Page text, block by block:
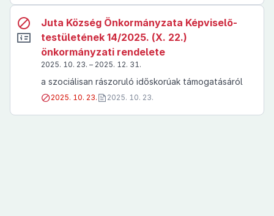
Juta Község Önkormányzata Képviselő-
testületének 14/2025. (X. 22.)
önkormányzati rendelete
2025. 10. 23. – 2025. 12. 31.
a szociálisan rászoruló időskorúak támogatásáról
2025. 10. 23. 2025. 10. 23.